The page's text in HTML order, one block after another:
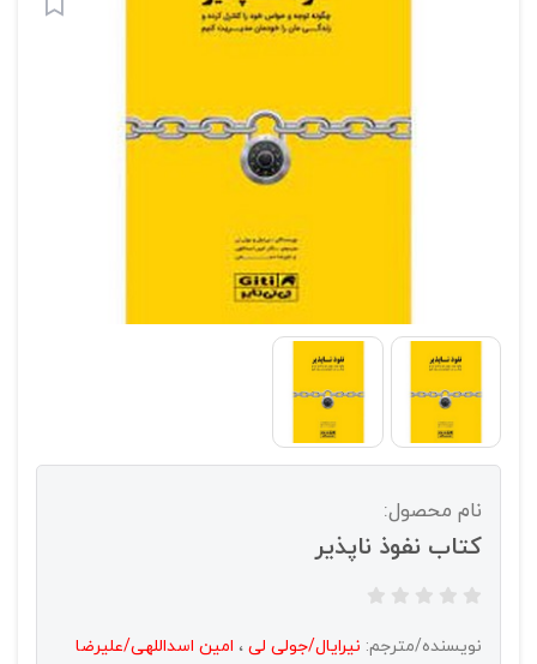
نام محصول:
کتاب نفوذ ناپذیر
نویسنده/مترجم: نیرایال/جولی لی ، امین اسداللهی/علیرضا